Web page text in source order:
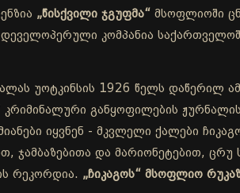
„წისქვილი ჯგუფმა“ მსოფლიოში
კომპანია
უოტკინსის 1926 წელს დაწერილ
კრიმინალური განყოფილების
იყვნენ - მკვლელი ქალები
ჯამბაზებითა და მარიონეტებით,
რეკორდია. „ჩიკაგოს“ მსოფლიო